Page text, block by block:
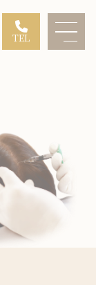
TEL